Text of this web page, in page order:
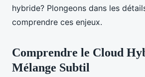
hybride? Plongeons dans les
comprendre ces enjeux.
Comprendre le Cloud
Mélange Subtil